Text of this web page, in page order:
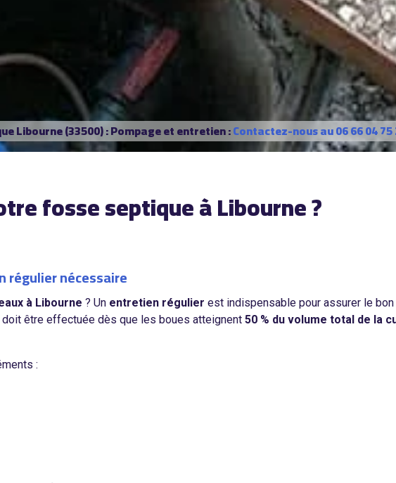
Libourne (33500) : Pompage et entretien :Contactez-nous au 06 66 04 75
fosse septique à Libourne ?
régulier nécessaire
à Libourne ? Un entretien régulier est indispensable pour assurer le
doit être effectuée dès que les boues atteignent 50 % du volume total de la
: